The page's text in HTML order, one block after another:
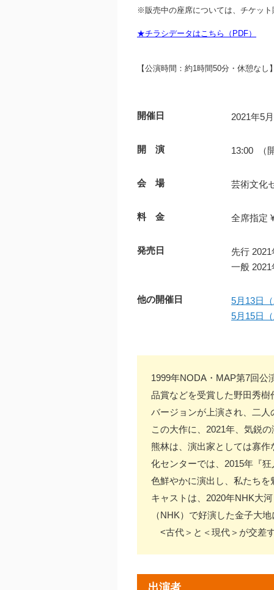
※販売中の座席については、チケッ
★チラシデータはこちら（PDF）
【公演時間：約1時間50分・休憩なし
開催日 2021年5
開 演 13:00 （
会 場 芸術文化
料 金 全席指定
発売日
先行
一般
他の開催日
5月13日
5月15日
1999年NODA・MAP第7回公
品賞などを受賞した野田秀
バージョンが上演され、二
この大作に、2021年、気鋭
熊林は、演出家としては寡
化センターでは、2015年『
色鮮やかに演出し、私たちを
キャストは、2020年NHK大
（NHK）で好演した金子大
<古代＞と＜現代＞が交差
出演者